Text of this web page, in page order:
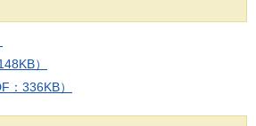
）
：336KB）